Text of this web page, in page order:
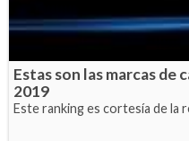
Estas son las marcas de
2019
Este ranking es cortesía de la